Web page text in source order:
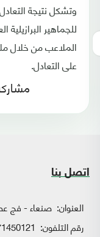
وتشكل نتيجة
للجماهير
الملاعب من خلال
على التعادل.
اتصل بنا
العنوان: صنعاء - فج
رقم التلفون: